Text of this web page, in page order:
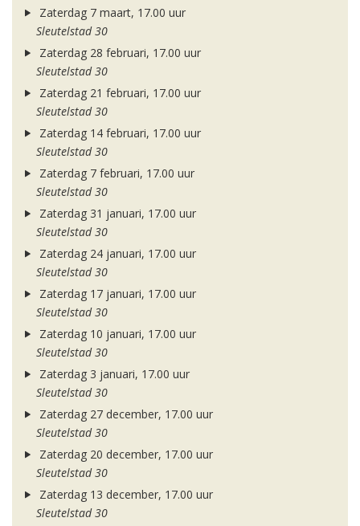
Zaterdag 7 maart, 17.00 uur
Sleutelstad 30
Zaterdag 28 februari, 17.00 uur
Sleutelstad 30
Zaterdag 21 februari, 17.00 uur
Sleutelstad 30
Zaterdag 14 februari, 17.00 uur
Sleutelstad 30
Zaterdag 7 februari, 17.00 uur
Sleutelstad 30
Zaterdag 31 januari, 17.00 uur
Sleutelstad 30
Zaterdag 24 januari, 17.00 uur
Sleutelstad 30
Zaterdag 17 januari, 17.00 uur
Sleutelstad 30
Zaterdag 10 januari, 17.00 uur
Sleutelstad 30
Zaterdag 3 januari, 17.00 uur
Sleutelstad 30
Zaterdag 27 december, 17.00 uur
Sleutelstad 30
Zaterdag 20 december, 17.00 uur
Sleutelstad 30
Zaterdag 13 december, 17.00 uur
Sleutelstad 30